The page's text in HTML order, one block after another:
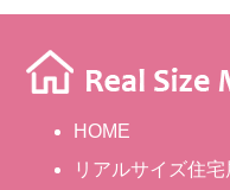
HOME
リアルサイズ住